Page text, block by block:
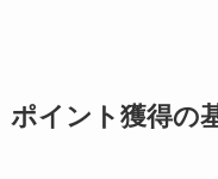
ポイント獲得の